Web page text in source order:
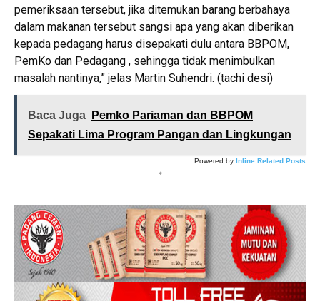
pemeriksaan tersebut, jika ditemukan barang berbahaya
dalam makanan tersebut sangsi apa yang akan diberikan
kepada pedagang harus disepakati dulu antara BBPOM,
PemKo dan Pedagang , sehingga tidak menimbulkan
masalah nantinya,” jelas Martin Suhendri. (tachi desi)
Baca Juga
Pemko Pariaman dan BBPOM
Sepakati Lima Program Pangan dan Lingkungan
Powered by Inline Related Posts
*